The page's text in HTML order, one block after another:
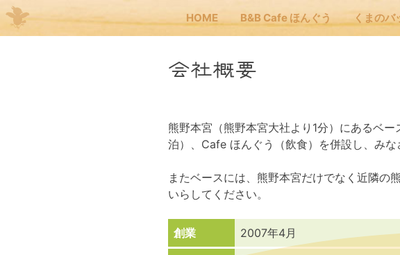
HOME B&B Cafe ほんぐう くまのバ
HOME
B&B Cafe ほんぐう
くまのバックパッカ
会社概要
熊野本宮（熊野本宮大社より1分） にあるベ
泊）、Cafe ほんぐう（飲食）を併設し、み
またベースには、熊野本宮だけでなく近隣の
いらしてください。
創業 2007年4月